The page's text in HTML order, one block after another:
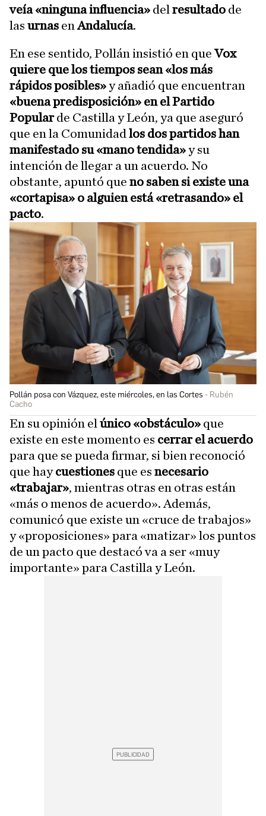
veía «ninguna influencia» del resultado de
las urnas enAndalucía.
En ese sentido, Pollán insistió en queVox
quiere que los tiempos sean «los más
rápidos posibles»y añadió que encuentran
«buena predisposición» en el Partido
Popularde Castilla y León, ya que aseguró
que en la Comunidad los dos partidos han
manifestado su «mano tendida»y su
intención de llegar a un acuerdo. No
obstante, apuntó que no saben si existe una
«cortapisa» o alguien está «retrasando» el
pacto.
Pollán posa con Vázquez, este miércoles, en las Cortes
Rubén
Cacho
En su opinión el único «obstáculo» que
existe en este momento es cerrar el acuerdo
para que se pueda firmar, si bien reconoció
que haycuestiones que es necesario
«trabajar», mientras otras en otras están
«más o menos de acuerdo». Además,
comunicó que existe un «cruce de trabajos»
y «proposiciones» para «matizar» los puntos
de un pacto que destacó va a ser «muy
importante» para Castilla y León.